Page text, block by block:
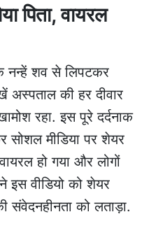
पिता, वायरल
नन्हें शव से लिपटकर
की हर दीवार
रहा. इस पूरे दर्दनाक
सोशल मीडिया पर शेयर
हो गया और लोगों
इस वीडियो को शेयर
को लताड़ा.